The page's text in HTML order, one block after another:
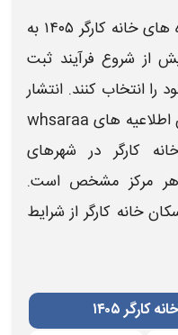
هایخانه کارگر
۱۴۰۵ به
از شروع فرآیند ثبت
انتخاب کنند. انتشار
های whsaraa
خانه کارگر در شهرهای
هر مرکز مشخص است.
خانه کارگر از شرایط
۱۴۰۵